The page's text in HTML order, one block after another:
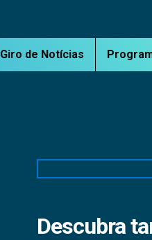
Giro de Notícias
Descubra